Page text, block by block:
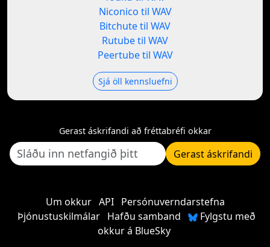
Niconico til WAV
Bitchute til WAV
Rutube til WAV
Peertube til WAV
Sjá öll kennsluefni
Gerast áskrifandi að fréttabréfi okkar
Gerast áskrifandi
Um okkur API
Persónuverndarstefna
Þjónustuskilmálar
Hafðu samband
Fylgstu með
okkur á BlueSky